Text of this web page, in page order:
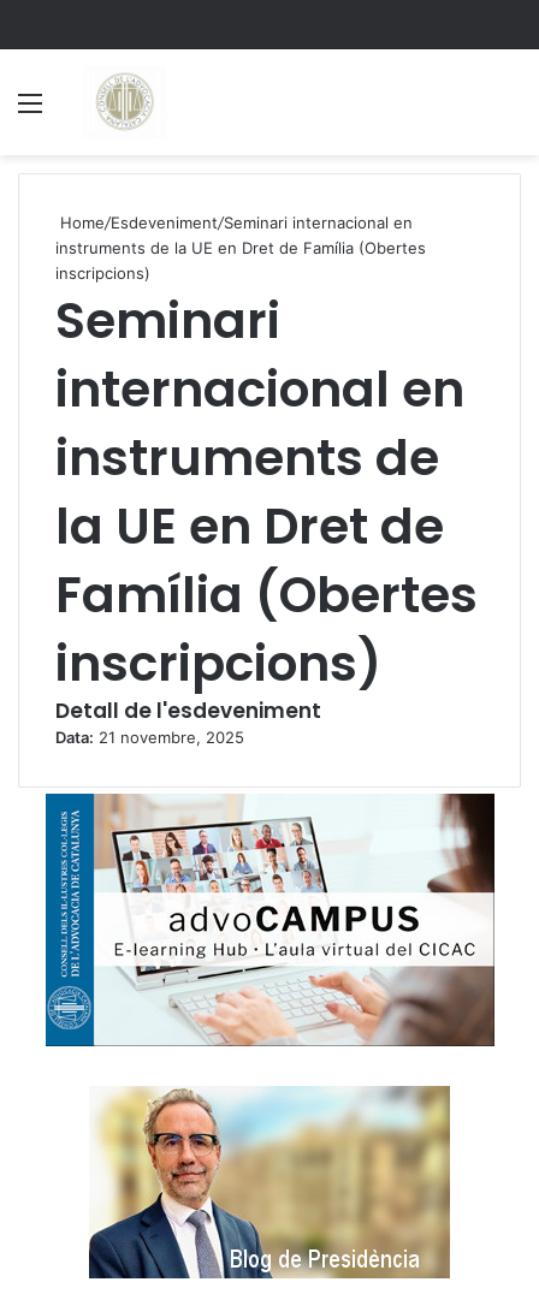
Home/Esdeveniment/Seminari internacional en
instruments de la UE en Dret de Família (Obertes
inscripcions)
Seminari
internacional en
instruments de
la UE en Dret de
Família (Obertes
inscripcions)
Detall de l'esdeveniment
Data: 21 novembre, 2025